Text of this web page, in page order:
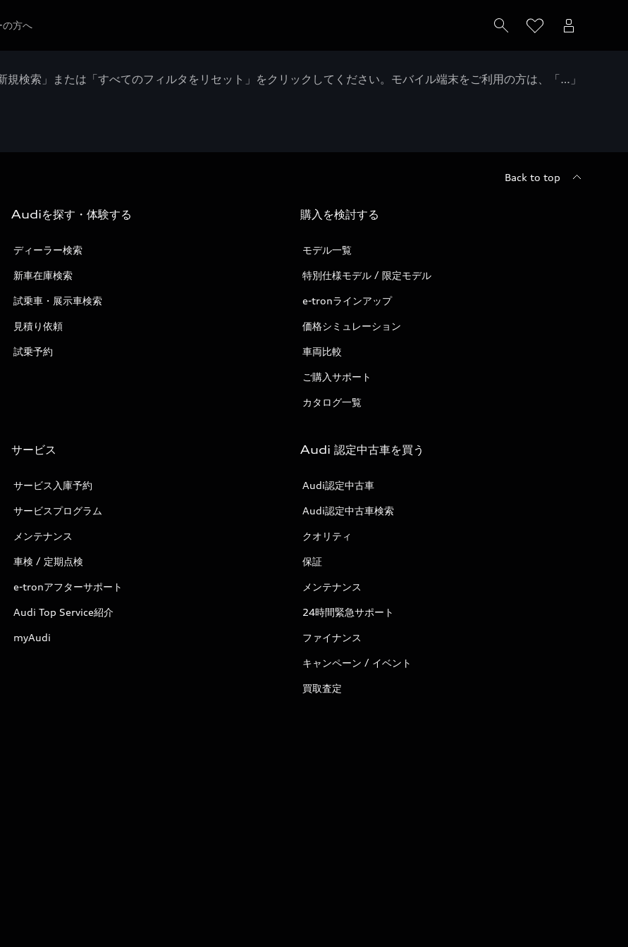
の方へ
検索」または「すべてのフィルタをリセット」をクリックしてください。モバイル端末をご利用の方は、「…」
Back to top
Audiを探す・体験する
ディーラー検索
新車在庫検索
試乗車・展示車検索
見積り依頼
試乗予約
購入を検討する
モデル一覧
特別仕様モデル / 限定モデル
e-tronラインアップ
価格シミュレーション
車両比較
ご購入サポート
カタログ一覧
サービス
サービス入庫予約
サービスプログラム
メンテナンス
車検 / 定期点検
e-tronアフターサポート
Audi Top Service紹介
myAudi
Audi 認定中古車を買う
Audi認定中古車
Audi認定中古車検索
クオリティ
保証
メンテナンス
24時間緊急サポート
ファイナンス
キャンペーン / イベント
買取査定